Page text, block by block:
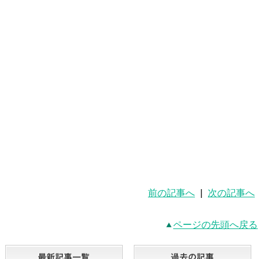
前の記事へ 次の記事へ
ページの先頭へ戻る
最新記事一覧